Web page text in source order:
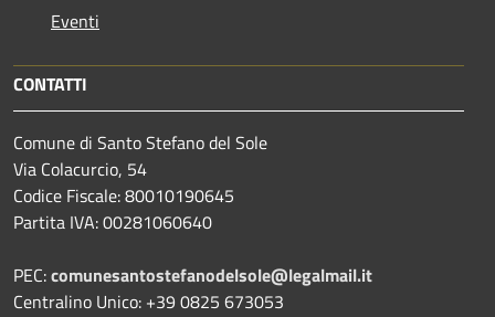
Eventi
CONTATTI
Comune di Santo Stefano del Sole
Via Colacurcio, 54
Codice Fiscale: 80010190645
Partita IVA: 00281060640
PEC:comunesantostefanodelsole@legalmail.it
Centralino Unico: +39 0825 673053